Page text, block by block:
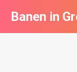
Banen in
Vacatures per
De populairste